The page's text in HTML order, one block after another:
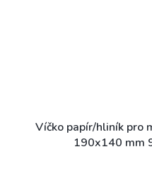
Víčko papír/hliník pro
190x140 mm